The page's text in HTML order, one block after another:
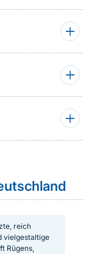
reich
vielgestaltige
Rügens,